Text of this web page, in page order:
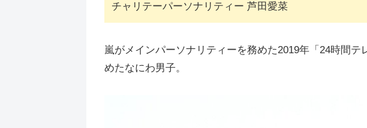
チャリテーパーソナリティー 芦田愛菜
嵐がメインパーソナリティーを務めた2019年「24時間
めたなにわ男子。